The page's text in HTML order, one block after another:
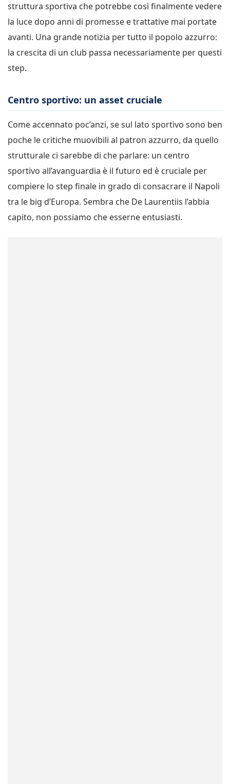
struttura sportiva che potrebbe così finalmente vedere
la luce dopo anni di promesse e trattative mai portate
avanti. Una grande notizia per tutto il popolo azzurro:
la crescita di un club passa necessariamente per questi
step.
Centro sportivo: un asset cruciale
Come accennato poc’anzi, se sul lato sportivo sono ben
poche le critiche muovibili al patron azzurro, da quello
strutturale ci sarebbe di che parlare: un centro
sportivo all’avanguardia è il futuro ed è cruciale per
compiere lo step finale in grado di consacrare il Napoli
tra le big d’Europa. Sembra che De Laurentiis l’abbia
capito, non possiamo che esserne entusiasti.